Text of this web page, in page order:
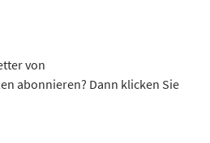
von
abonnieren? Dann klicken Sie